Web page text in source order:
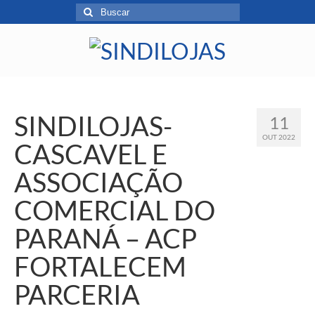
11
OUT 2022
SINDILOJAS-
CASCAVEL E
ASSOCIAÇÃO
COMERCIAL DO
PARANÁ – ACP
FORTALECEM
PARCERIA